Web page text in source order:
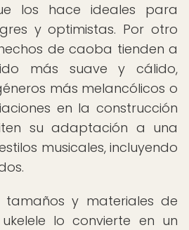
los hace ideales para
y optimistas. Por otro
de caoba tienden a
más suave y cálido,
más melancólicos o
en la construcción
su adaptación a una
musicales, incluyendo
tamaños y materiales de
lo convierte en un